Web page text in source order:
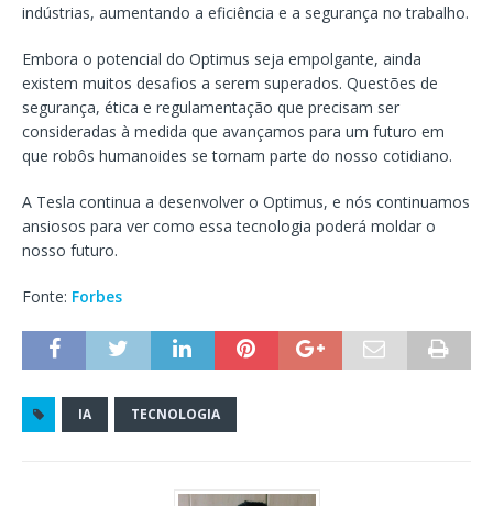
indústrias, aumentando a eficiência e a segurança no trabalho.
Embora o potencial do Optimus seja empolgante, ainda
existem muitos desafios a serem superados. Questões de
segurança, ética e regulamentação que precisam ser
consideradas à medida que avançamos para um futuro em
que robôs humanoides se tornam parte do nosso cotidiano.
A Tesla continua a desenvolver o Optimus, e nós continuamos
ansiosos para ver como essa tecnologia poderá moldar o
nosso futuro.
Fonte: Forbes
IA TECNOLOGIA